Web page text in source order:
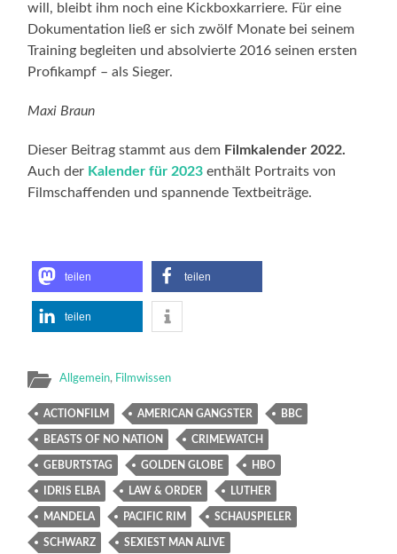
will, bleibt ihm noch eine Kickboxkarriere. Für eine
Dokumentation ließ er sich zwölf Monate bei seinem
Training begleiten und absolvierte 2016 seinen ersten
Profikampf – als Sieger.
Maxi Braun
Dieser Beitrag stammt aus dem Filmkalender 2022.
Auch der Kalender für 2023 enthält Portraits von
Filmschaffenden und spannende Textbeiträge.
teilen teilen
teilen
Allgemein, Filmwissen
ACTIONFILM AMERICAN GANGSTER BBC
BEASTS OF NO NATION CRIMEWATCH
GEBURTSTAG GOLDEN GLOBE HBO
IDRIS ELBA LAW & ORDER LUTHER
MANDELA PACIFIC RIM SCHAUSPIELER
SCHWARZ SEXIEST MAN ALIVE